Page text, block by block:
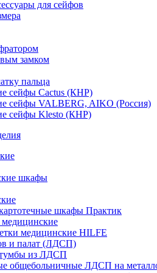
для сейфов
замком
пальца
сейфы Cactus (КНР)
сейфы VALBERG, AIKO (Россия)
сейфы Klesto (КНР)
шкафы
шкафы Практик
медицинские HILFE
и палат (ЛДСП)
из ЛДСП
общебольничные ЛДСП на